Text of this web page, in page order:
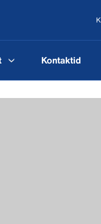
Kontaktid